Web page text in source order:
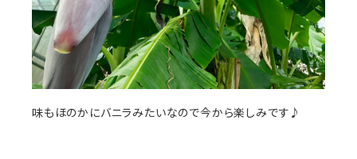
味もほのかにバニラみたいなので今から楽しみです♪